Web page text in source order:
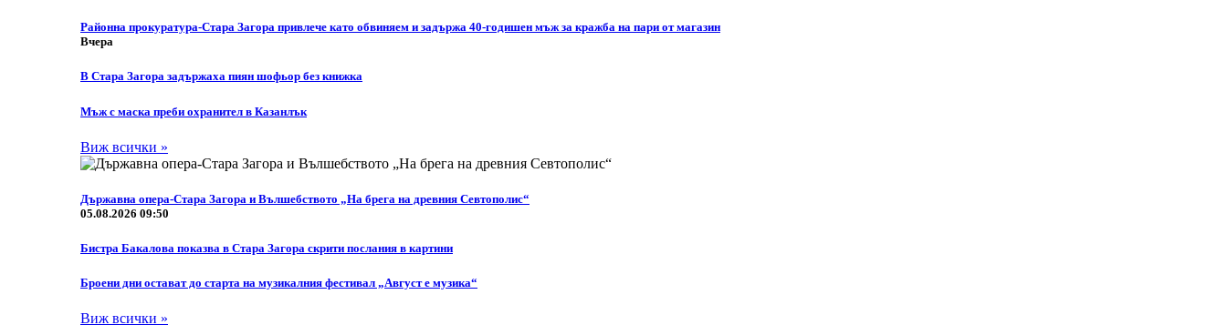
Районна прокуратура-Стара Загора привлече като обвиняем и задържа 40-годишен мъж за кражба на пари от магазин
Вчера
В Стара Загора задържаха пиян шофьор без книжка
Мъж с маска преби охранител в Казанлък
Виж всички »
Държавна опера-Стара Загора и Вълшебството „На брега на древния Севтополис“
05.08.2026 09:50
Бистра Бакалова показва в Стара Загора скрити послания в картини
Броени дни остават до старта на музикалния фестивал „Август е музика“
Виж всички »